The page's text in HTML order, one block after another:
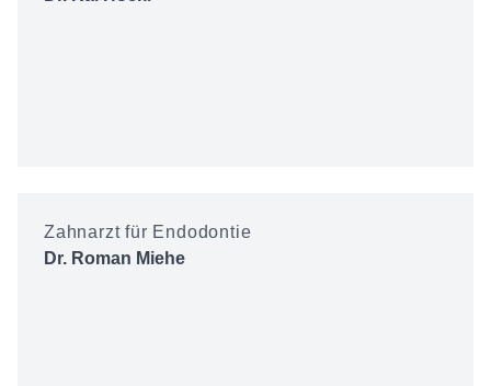
Zahnarzt für Endodontie
Dr. Roman Miehe